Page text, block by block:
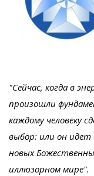
"Сейчас, когда в
произошли
каждому человеку
выбор: или он идет
новых
иллюзорном мире".